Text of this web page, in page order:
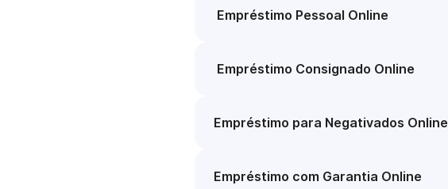
Empréstimo Pessoal Online
Empréstimo Consignado Online
Empréstimo para Negativados Online
Empréstimo com Garantia Online